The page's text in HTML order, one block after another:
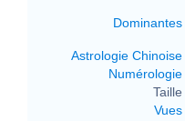
Dominantes
Astrologie Chinoise
Numérologie
Taille
Vues